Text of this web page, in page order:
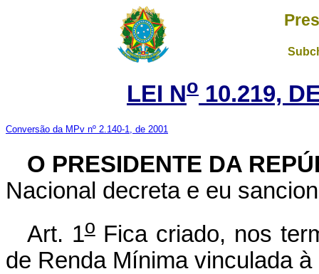
LEI No 10.219,
Conversão da MPv nº 2.140-1, de 2001
O PRESIDENTE DA
Nacional decreta e eu
Art. 1oFica criado, nos
de Renda Mínima vinculada